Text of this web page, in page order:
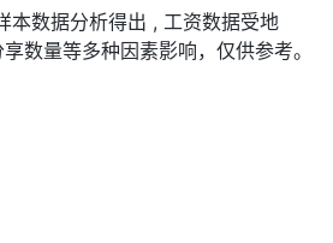
本数据分析得出 , 工资数据受地
数量等多种因素影响，仅供参考。